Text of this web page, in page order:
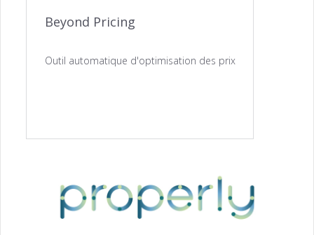
Beyond Pricing
Outil automatique d'optimisation des prix